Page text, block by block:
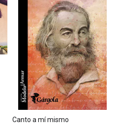
Canto a mí mismo